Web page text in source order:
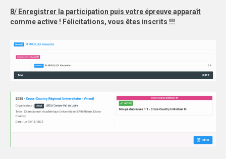
8/ Enregistrer la participation puis votre épreuve apparaît
comme active ! Félicitations, vous êtes inscrits !!!